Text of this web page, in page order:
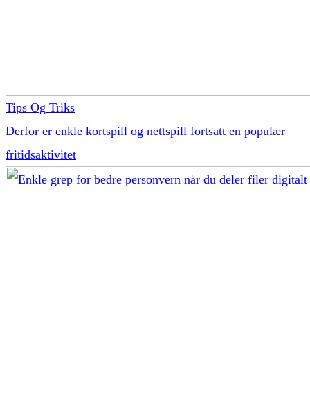
Tips Og Triks
Derfor er enkle kortspill og nettspill fortsatt en populær
fritidsaktivitet